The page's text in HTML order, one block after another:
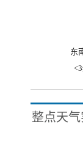
东
整点天